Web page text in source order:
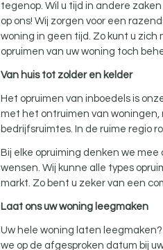
tegenop. Wil u tijd in andere
op ons! Wij zorgen voor een
woning in geen tijd. Zo kunt u
opruimen van uw woning toch
Van huis tot zolder en kelder
Het opruimen van inboedels is
met het ontruimen van woningen,
bedrijfsruimtes. In de ruime regio
Bij elke opruiming denken we
wensen. Wij kunne alle types
markt. Zo bent u zeker van een
Laat ons uw woning leegmaken
Uw hele woning laten
we op de afgesproken datum bij